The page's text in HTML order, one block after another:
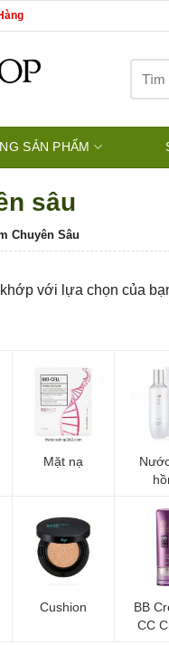
kiếm:
SẢN PHẨM
sâu
Chuyên Sâu
với lựa chọn của
Mặt nạ
Cushion
BB
CC